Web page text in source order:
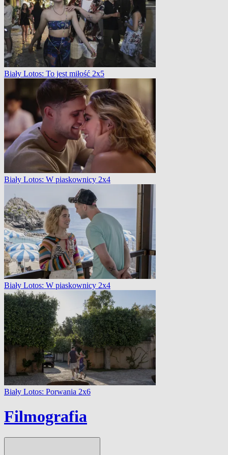
Biały Lotos: To jest miłość 2x5
Biały Lotos: W piaskownicy 2x4
Biały Lotos: W piaskownicy 2x4
Biały Lotos: Porwania 2x6
Filmografia